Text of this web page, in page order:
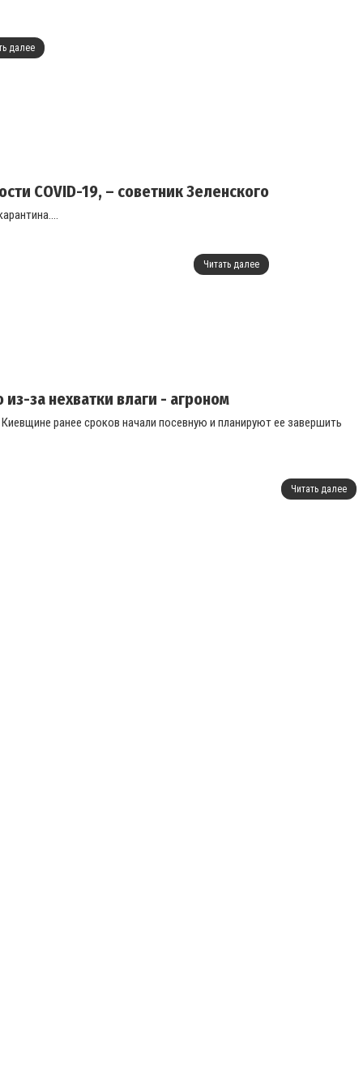
далее
COVID-19, – советник Зеленского
Читать далее
за нехватки влаги - агроном
ранее сроков начали посевную и планируют ее завершить
Читать далее